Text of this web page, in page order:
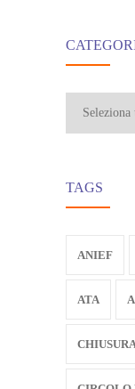
TAGS
ANIEF
ATA